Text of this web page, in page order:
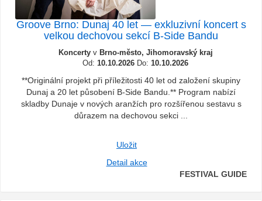
Groove Brno: Dunaj 40 let — exkluzivní koncert s
velkou dechovou sekcí B-Side Bandu
Koncertyv Brno-město, Jihomoravský kraj
Od: 10.10.2026 Do: 10.10.2026
**Originální projekt při příležitosti 40 let od založení skupiny
Dunaj a 20 let působení B-Side Bandu.** Program nabízí
skladby Dunaje v nových aranžích pro rozšířenou sestavu s
důrazem na dechovou sekci ...
Uložit
Detail akce
FESTIVAL GUIDE